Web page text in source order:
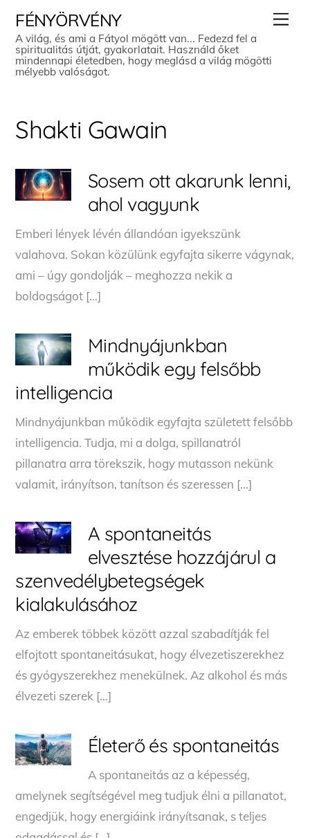
content
FÉNYÖRVÉNY
A világ, és ami a Fátyol mögött van... Fedezd fel a
spiritualitás útját, gyakorlatait. Használd őket
mindennapi életedben, hogy meglásd a világ mögötti
mélyebb valóságot.
Shakti Gawain
Sosem ott akarunk lenni,
ahol vagyunk
Emberi lények lévén állandóan igyekszünk
valahova. Sokan közülünk egyfajta sikerre vágynak,
ami – úgy gondolják – meghozza nekik a
boldogságot […]
Mindnyájunkban
működik egy felsőbb
intelligencia
Mindnyájunkban működik egyfajta született felsőbb
intelligencia. Tudja, mi a dolga, spillanatról
pillanatra arra törekszik, hogy mutasson nekünk
valamit, irányítson, tanítson és szeressen […]
A spontaneitás
elvesztése hozzájárul a
szenvedélybetegségek
kialakulásához
Az emberek többek között azzal szabadítják fel
elfojtott spontaneitásukat, hogy élvezetiszerekhez
és gyógyszerekhez menekülnek. Az alkohol és más
élvezeti szerek […]
Életerő és spontaneitás
A spontaneitás az a képesség,
amelynek segítségével meg tudjuk élni a pillanatot,
engedjük, hogy energiáink irányítsanak, s teljes